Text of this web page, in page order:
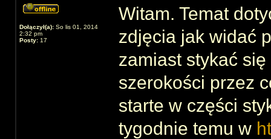
Dołączył(a): So lis 01, 2014
2:32 pm
Posty: 17
Witam. Temat
zdjęcia jak widać
zamiast stykać się
szerokości przez
starte w części
tygodnie temu w